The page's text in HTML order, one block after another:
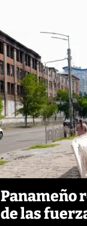
Panameño
de las